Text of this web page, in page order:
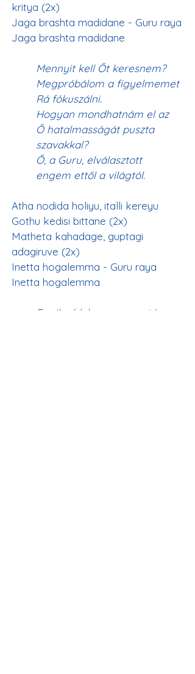
kritya (2x)
Jaga brashta madidane - Guru raya
Jaga brashta madidane
Mennyit kell Őt keresnem?
Megpróbálom a figyelmemet
Rá fókuszálni.
Hogyan mondhatnám el az
Ő hatalmasságát puszta
szavakkal?
Ő, a Guru, elválasztott
engem ettől a világtól.
Atha nodida holiyu, italli kereyu
Gothu kedisi bittane (2x)
Matheta kahadage, guptagi
adagiruve (2x)
Inetta hogalemma - Guru raya
Inetta hogalemma
Egyik oldalon van egy tó,